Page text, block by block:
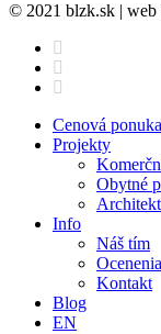
© 2021 blzk.sk | web
facebook
instagram
behance
Close
Menu
Cenová ponuka
Projekty
Obytné
Info
Náš tím
Ocenenia
Kontakt
Blog
EN